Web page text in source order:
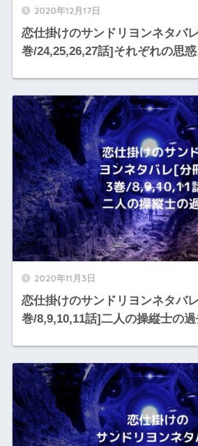
2020年12月17日
恋仕掛けのサンドリヨンネタバ
巻/24,25,26,27話]それぞれの思
2020年11月3日
恋仕掛けのサンドリヨンネタバ
巻/8,9,10,11話]二人の操縦士の